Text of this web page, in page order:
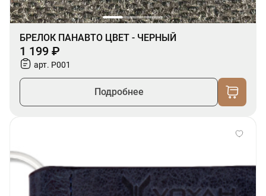
БРЕЛОК ПАНАВТО ЦВЕТ - ЧЕРНЫЙ
1 199 ₽
арт. P001
Подробнее